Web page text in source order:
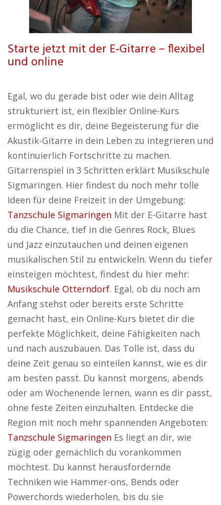
Starte jetzt mit der E-Gitarre – flexibel
und online
Egal, wo du gerade bist oder wie dein Alltag
strukturiert ist, ein flexibler Online-Kurs
ermöglicht es dir, deine Begeisterung für die
Akustik-Gitarre in dein Leben zu integrieren und
kontinuierlich Fortschritte zu machen.
Gitarrenspiel in 3 Schritten erklärt Musikschule
Sigmaringen. Hier findest du noch mehr tolle
Ideen für deine Freizeit in der Umgebung:
Tanzschule Sigmaringen Mit der E-Gitarre hast
du die Chance, tief in die Genres Rock, Blues
und Jazz einzutauchen und deinen eigenen
musikalischen Stil zu entwickeln. Wenn du tiefer
einsteigen möchtest, findest du hier mehr:
Musikschule Otterndorf. Egal, ob du noch am
Anfang stehst oder bereits erste Schritte
gemacht hast, ein Online-Kurs bietet dir die
perfekte Möglichkeit, deine Fähigkeiten nach
und nach auszubauen. Das Tolle ist, dass du
deine Zeit genau so einteilen kannst, wie es dir
am besten passt. Du kannst morgens, abends
oder am Wochenende lernen, wann es dir passt,
ohne feste Zeiten einzuhalten. Entdecke die
Region mit noch mehr spannenden Angeboten:
Tanzschule Sigmaringen Es liegt an dir, wie
zügig oder gemächlich du vorankommen
möchtest. Du kannst herausfordernde
Techniken wie Hammer-ons, Bends oder
Powerchords wiederholen, bis du sie